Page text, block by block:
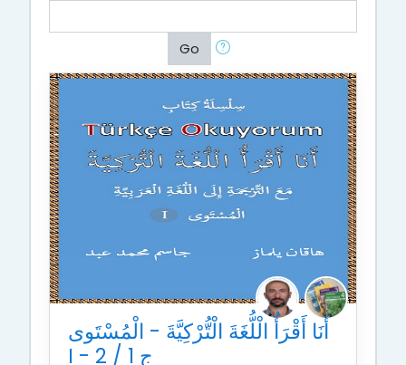
Go
أَنَا أَقْرَأُ الْلُّغَةَ الْتُّرْكِيَّةَ - الْمُسْتَوى
I - ج 1 / 2